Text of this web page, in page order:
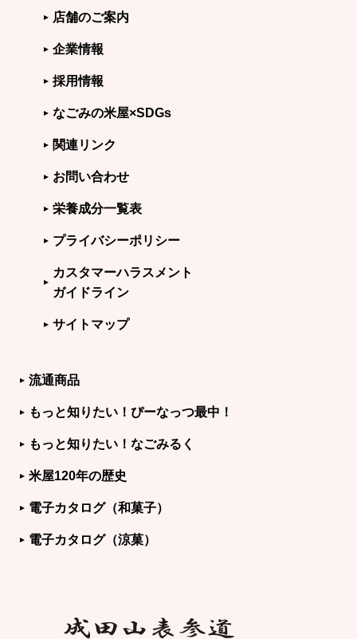
店舗のご案内
企業情報
採用情報
なごみの米屋×SDGs
関連リンク
お問い合わせ
栄養成分一覧表
プライバシーポリシー
カスタマーハラスメント
ガイドライン
サイトマップ
流通商品
もっと知りたい！ぴーなっつ最中！
もっと知りたい！なごみるく
米屋120年の歴史
電子カタログ（和菓子）
電子カタログ（涼菓）